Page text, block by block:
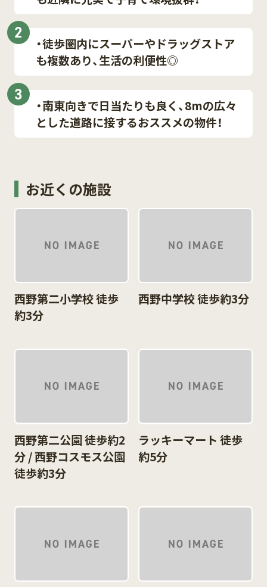
2
・徒歩圏内にスーパーやドラッグストア
も複数あり、生活の利便性◎
3
・南東向きで日当たりも良く、8mの広々
とした道路に接するおススメの物件！
お近くの施設
西野第二小学校 徒歩
約3分
西野中学校 徒歩約3分
西野第二公園 徒歩約2
分 / 西野コスモス公園
徒歩約3分
ラッキーマート 徒歩
約5分